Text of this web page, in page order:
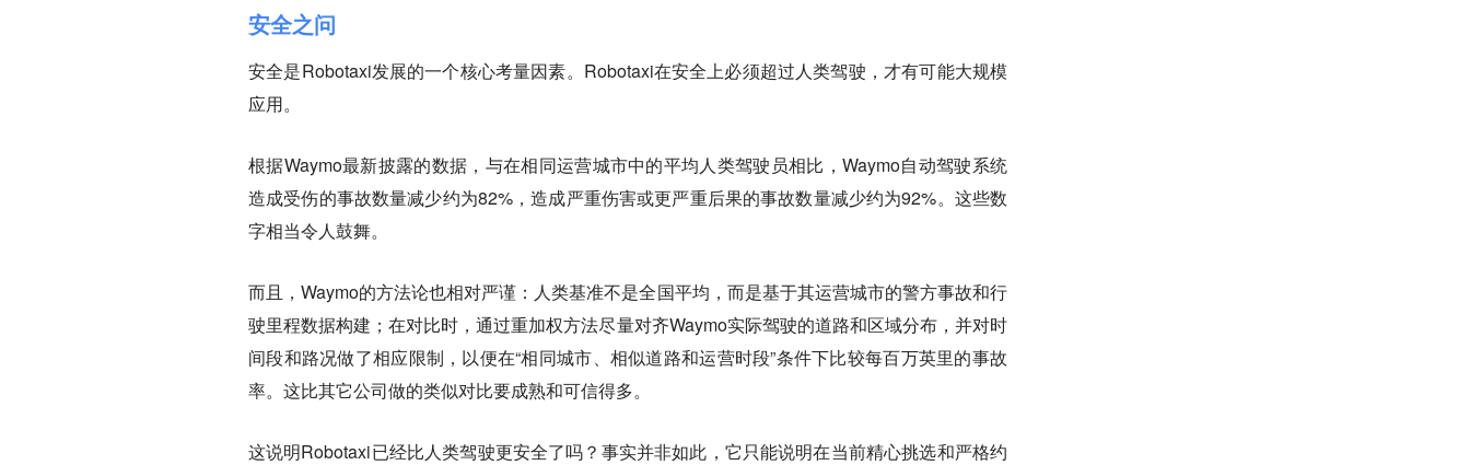
安全之问
安全是Robotaxi发展的一个核心考量因素。Robotaxi在安全上必须超过人类驾驶，才有可能大规模
应用。
根据Waymo最新披露的数据，与在相同运营城市中的平均人类驾驶员相比，Waymo自动驾驶系统
造成受伤的事故数量减少约为82%，造成严重伤害或更严重后果的事故数量减少约为92%。这些数
字相当令人鼓舞。
而且，Waymo的方法论也相对严谨：人类基准不是全国平均，而是基于其运营城市的警方事故和行
驶里程数据构建；在对比时，通过重加权方法尽量对齐Waymo实际驾驶的道路和区域分布，并对时
间段和路况做了相应限制，以便在“相同城市、相似道路和运营时段”条件下比较每百万英里的事故
率。这比其它公司做的类似对比要成熟和可信得多。
这说明Robotaxi已经比人类驾驶更安全了吗？事实并非如此，它只能说明在当前精心挑选和严格约